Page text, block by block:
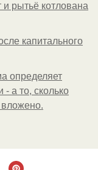
и рытьё котлована
капитального
определяет
- а то, сколько